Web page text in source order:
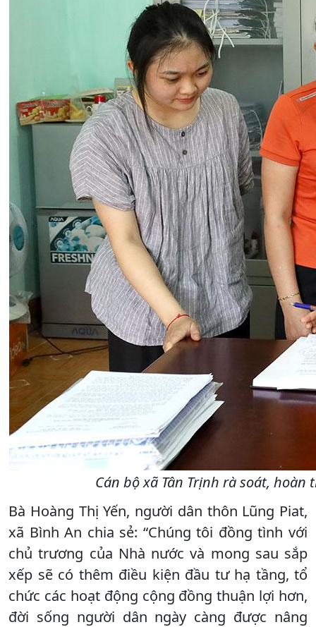
Cán bộ xã Tân Trịnh rà soát,
Bà Hoàng Thị Yến, người dân thôn Lũng Piat,
xã Bình An chia sẻ: “Chúng tôi đồng tình với
chủ trương của Nhà nước và mong sau sắp
xếp sẽ có thêm điều kiện đầu tư hạ tầng, tổ
chức các hoạt động cộng đồng thuận lợi hơn,
đời sống người dân ngày càng được nâng